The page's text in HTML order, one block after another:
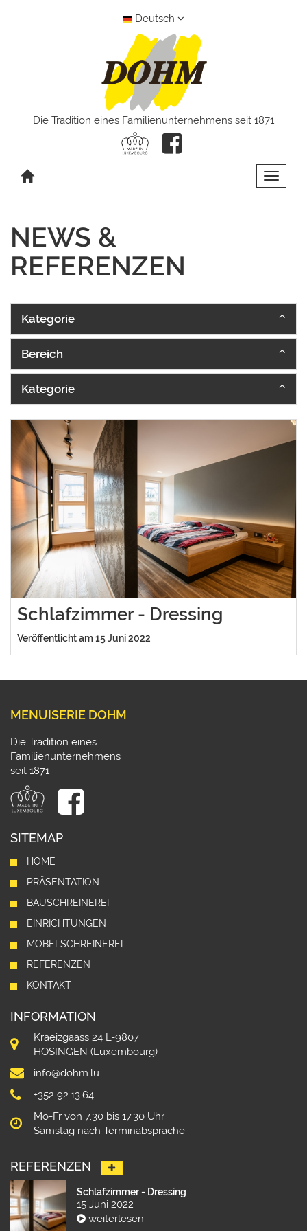
Deutsch
Die Tradition eines Familienunternehmens seit 1871
Toggle
NEWS &
REFERENZEN
Kategorie
Bereich
Kategorie
Schlafzimmer - Dressing
Veröffentlicht am 15 Juni 2022
MENUISERIE DOHM
Die Tradition eines
Familienunternehmens
seit 1871
SITEMAP
HOME
PRÄSENTATION
BAUSCHREINEREI
EINRICHTUNGEN
MÖBELSCHREINEREI
REFERENZEN
KONTAKT
INFORMATION
Kraeizgaass 24 L-9807
HOSINGEN (Luxembourg)
info@dohm.lu
+352 92.13.64
Mo-Fr von 7.30 bis 17.30 Uhr
Samstag nach Terminabsprache
REFERENZEN
Schlafzimmer - Dressing
15 Juni 2022
weiterlesen